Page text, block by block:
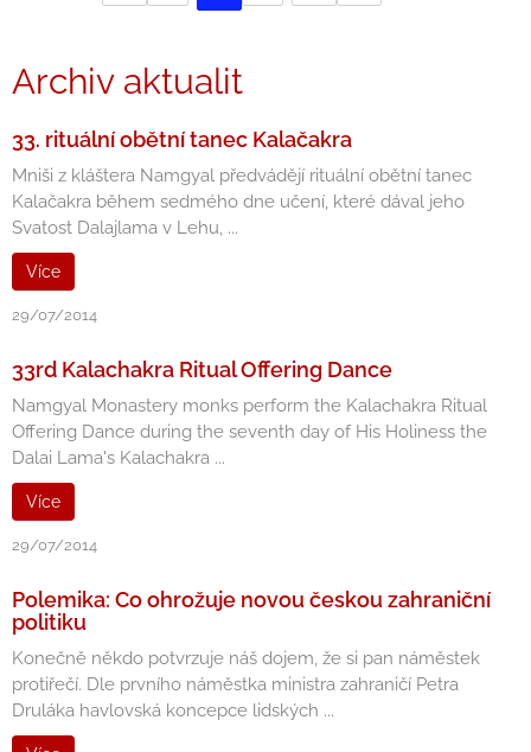
Archiv aktualit
33. rituální obětní tanec Kalačakra
Mniši z kláštera Namgyal předvádějí rituální obětní tanec
Kalačakra během sedmého dne učení, které dával jeho
Svatost Dalajlama v Lehu, ...
Více
29/07/2014
33rd Kalachakra Ritual Offering Dance
Namgyal Monastery monks perform the Kalachakra Ritual
Offering Dance during the seventh day of His Holiness the
Dalai Lama's Kalachakra ...
Více
29/07/2014
Polemika: Co ohrožuje novou českou zahraniční
politiku
Konečně někdo potvrzuje náš dojem, že si pan náměstek
protiřečí. Dle prvního náměstka ministra zahraničí Petra
Druláka havlovská koncepce lidských ...